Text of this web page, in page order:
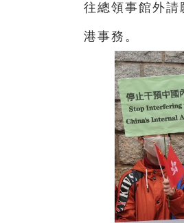
往總領事館外請
港事務。